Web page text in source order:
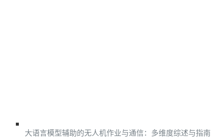
大语言模型辅助的无人机作业与通信：多维度综述与指南